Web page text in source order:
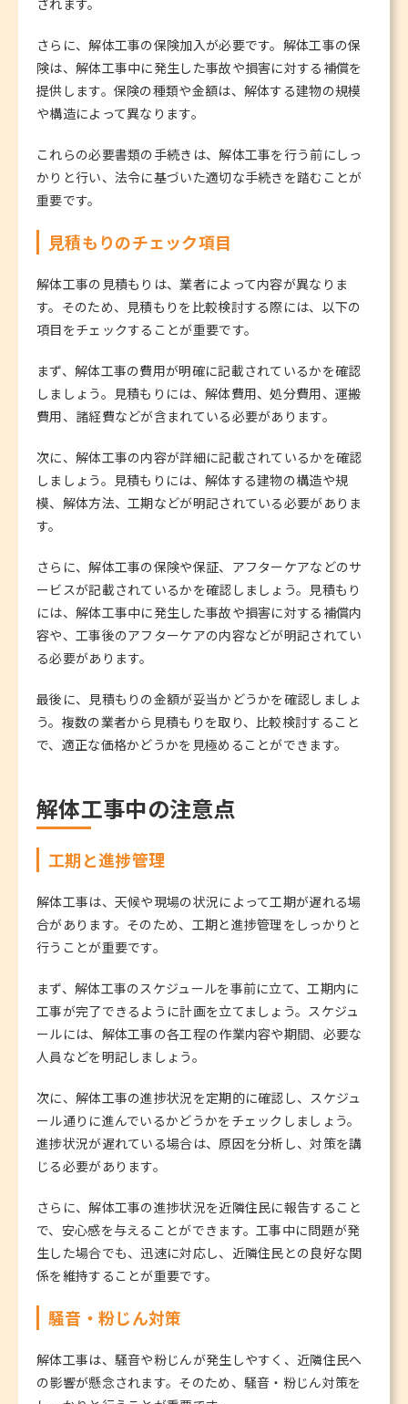
さらに、解体工事の保険加入が必要です。解体工事の保
険は、解体工事中に発生した事故や損害に対する補償を
提供します。保険の種類や金額は、解体する建物の規模
や構造によって異なります。
これらの必要書類の手続きは、解体工事を行う前にしっ
かりと行い、法令に基づいた適切な手続きを踏むことが
重要です。
見積もりのチェック項目
解体工事の見積もりは、業者によって内容が異なりま
す。そのため、見積もりを比較検討する際には、以下の
項目をチェックすることが重要です。
まず、解体工事の費用が明確に記載されているかを確認
しましょう。見積もりには、解体費用、処分費用、運搬
費用、諸経費などが含まれている必要があります。
次に、解体工事の内容が詳細に記載されているかを確認
しましょう。見積もりには、解体する建物の構造や規
模、解体方法、工期などが明記されている必要がありま
す。
さらに、解体工事の保険や保証、アフターケアなどのサ
ービスが記載されているかを確認しましょう。見積もり
には、解体工事中に発生した事故や損害に対する補償内
容や、工事後のアフターケアの内容などが明記されてい
る必要があります。
最後に、見積もりの金額が妥当かどうかを確認しましょ
う。複数の業者から見積もりを取り、比較検討すること
で、適正な価格かどうかを見極めることができます。
解体工事中の注意点
工期と進捗管理
解体工事は、天候や現場の状況によって工期が遅れる場
合があります。そのため、工期と進捗管理をしっかりと
行うことが重要です。
まず、解体工事のスケジュールを事前に立て、工期内に
工事が完了できるように計画を立てましょう。スケジュ
ールには、解体工事の各工程の作業内容や期間、必要な
人員などを明記しましょう。
次に、解体工事の進捗状況を定期的に確認し、スケジュ
ール通りに進んでいるかどうかをチェックしましょう。
進捗状況が遅れている場合は、原因を分析し、対策を講
じる必要があります。
さらに、解体工事の進捗状況を近隣住民に報告すること
で、安心感を与えることができます。工事中に問題が発
生した場合でも、迅速に対応し、近隣住民との良好な関
係を維持することが重要です。
騒音・粉じん対策
解体工事は、騒音や粉じんが発生しやすく、近隣住民へ
の影響が懸念されます。そのため、騒音・粉じん対策を